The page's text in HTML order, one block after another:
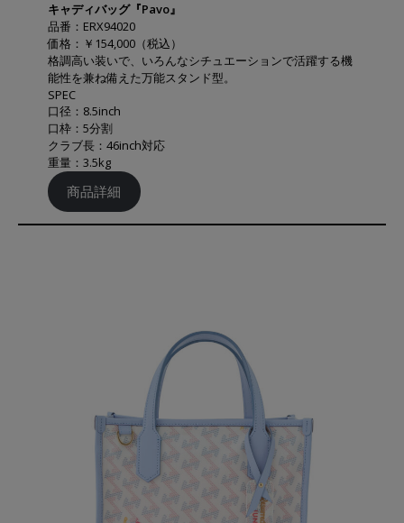
キャディバッグ『Pavo』
品番：ERX94020
価格：￥154,000（税込）
格調高い装いで、いろんなシチュエーションで活躍する機
能性を兼ね備えた万能スタンド型。
SPEC
口径：8.5inch
口枠：5分割
クラブ長：46inch対応
重量：3.5kg
商品詳細